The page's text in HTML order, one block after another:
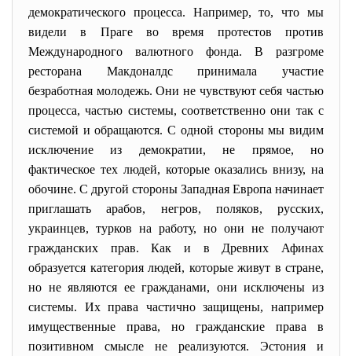
демократического процесса. Например, то, что мы
видели в Праге во время протестов против
Международного валютного фонда. В разгроме
ресторана Макдоналдс принимала участие
безработная молодежь. Они не чувствуют себя частью
процесса, частью системы, соответственно они так с
системой и обращаются. С одной стороны мы видим
исключение из демократии, не прямое, но
фактическое тех людей, которые оказались внизу, на
обочине. С другой стороны Западная Европа начинает
приглашать арабов, негров, поляков, русских,
украинцев, турков на работу, но они не получают
гражданских прав. Как и в Древних Афинах
образуется категория людей, которые живут в стране,
но не являются ее гражданами, они исключены из
системы. Их права частично защищены, например
имущественные права, но гражданские права в
позитивном смысле не реализуются. Эстония и